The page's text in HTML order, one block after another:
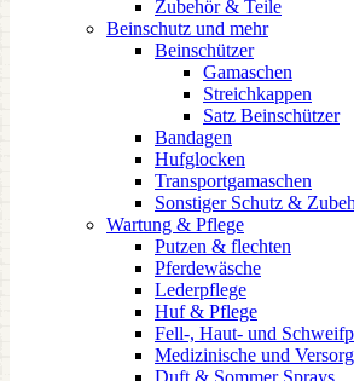
Zubehör & Teile
Beinschutz und mehr
Beinschützer
Gamaschen
Streichkappen
Satz Beinschützer
Bandagen
Hufglocken
Transportgamaschen
Sonstiger Schutz &
Wartung & Pflege
Putzen & flechten
Pferdewäsche
Lederpflege
Huf & Pflege
Fell-, Haut- und
Medizinische und
Duft & Sommer Sprays